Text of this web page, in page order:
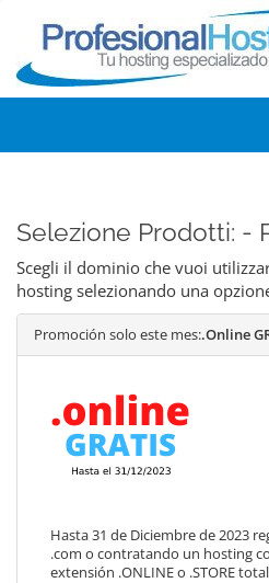
Selezione Prodotti: -
Scegli il dominio che vuoi
hosting selezionando una
Promoción solo este mes:.Online
Hasta 31 de Diciembre de 2023
.com o contratando un hosting
extensión .ONLINE o .STORE